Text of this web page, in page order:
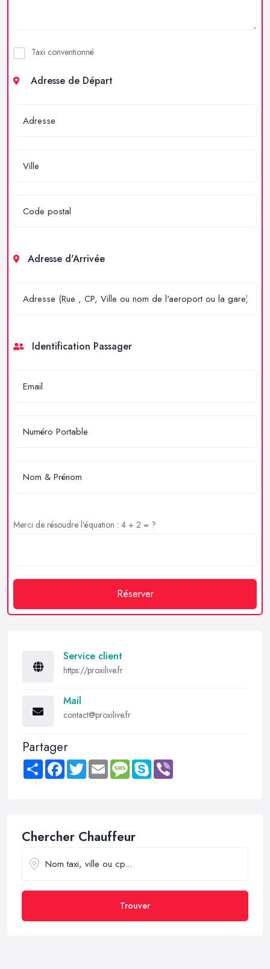
Taxi conventionné
Adresse de Départ
Adresse d'Arrivée
Identification Passager
Merci de résoudre l'équation : 4 + 2 = ?
Réserver
Service client
https://proxilive.fr
Mail
contact@proxilive.fr
Partager
Share FacebookTwitter Email MessageSkype
Chercher Chauffeur
Trouver